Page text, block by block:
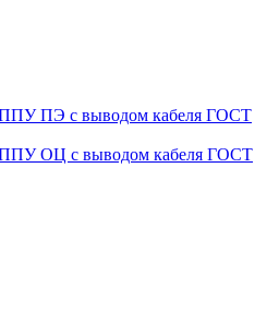
ППУ ПЭ с выводом кабеля ГОСТ
ППУ ОЦ с выводом кабеля ГОСТ